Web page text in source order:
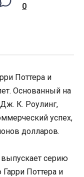
0
Поттера и
Основанный на
Дж. К. Роулинг,
успех,
долларов.
серию
Поттера и